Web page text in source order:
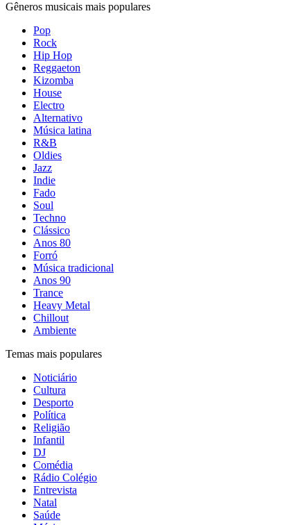
Gêneros musicais mais populares
Pop
Rock
Hip Hop
Reggaeton
Kizomba
House
Electro
Alternativo
Música latina
R&B
Oldies
Jazz
Indie
Fado
Soul
Techno
Clássico
Anos 80
Forró
Música tradicional
Anos 90
Trance
Heavy Metal
Chillout
Ambiente
Temas mais populares
Noticiário
Cultura
Desporto
Política
Religião
Infantil
DJ
Comédia
Rádio Colégio
Entrevista
Natal
Saúde